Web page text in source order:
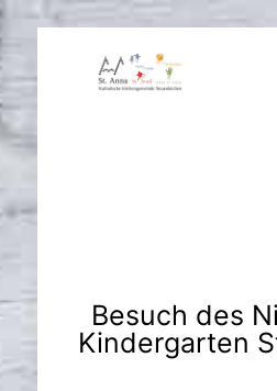
Besuch des
Kindergarten